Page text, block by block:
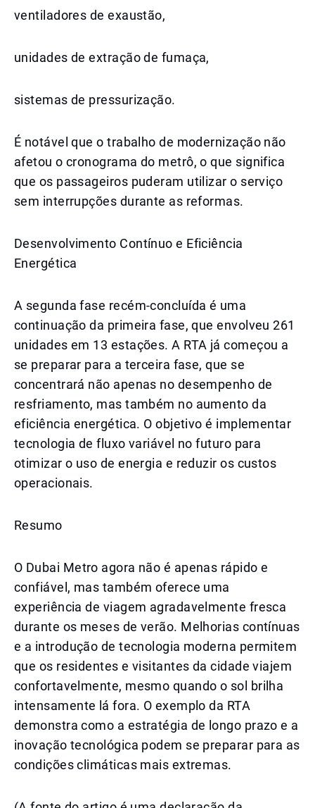
ventiladores de exaustão,
unidades de extração de fumaça,
sistemas de pressurização.
É notável que o trabalho de modernização não
afetou o cronograma do metrô, o que significa
que os passageiros puderam utilizar o serviço
sem interrupções durante as reformas.
Desenvolvimento Contínuo e Eficiência
Energética
A segunda fase recém-concluída é uma
continuação da primeira fase, que envolveu 261
unidades em 13 estações. A RTA já começou a
se preparar para a terceira fase, que se
concentrará não apenas no desempenho de
resfriamento, mas também no aumento da
eficiência energética. O objetivo é implementar
tecnologia de fluxo variável no futuro para
otimizar o uso de energia e reduzir os custos
operacionais.
Resumo
O Dubai Metro agora não é apenas rápido e
confiável, mas também oferece uma
experiência de viagem agradavelmente fresca
durante os meses de verão. Melhorias contínuas
e a introdução de tecnologia moderna permitem
que os residentes e visitantes da cidade viajem
confortavelmente, mesmo quando o sol brilha
intensamente lá fora. O exemplo da RTA
demonstra como a estratégia de longo prazo e a
inovação tecnológica podem se preparar para as
condições climáticas mais extremas.